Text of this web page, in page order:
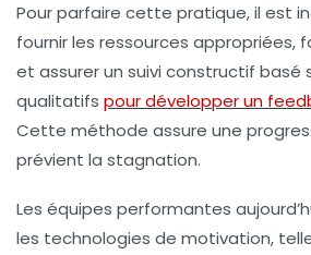
Pour parfaire cette pratique, il est
fournir les ressources appropriées,
et assurer un suivi constructif basé
qualitatifs pour développer un
Cette méthode assure une
prévient la stagnation.
Les équipes performantes
les technologies de motivation,